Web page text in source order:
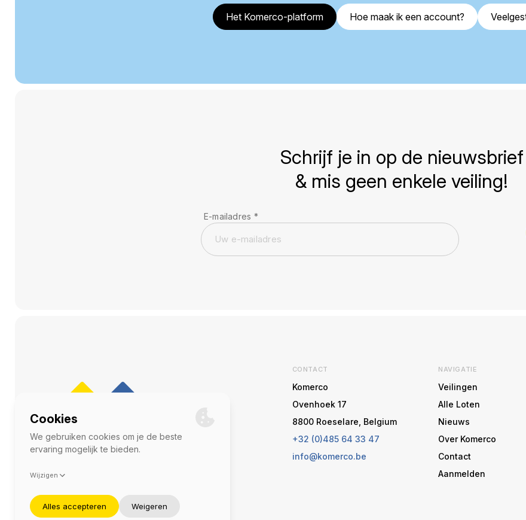
Het Komerco-platform Hoe maak ik een account?
Schrijf je in op de nieuwsbrief
& mis geen enkele veiling!
E-mailadres *
CONTACT
Komerco
Ovenhoek 17
8800 Roeselare, Belgium
+32 (0)485 64 33 47
info@komerco.be
NAVIGATIE
Veilingen
Alle Loten
Nieuws
Over Komerco
Contact
Aanmelden